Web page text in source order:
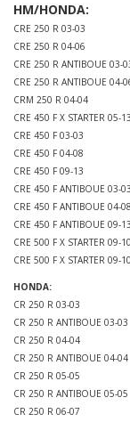
HM/HONDA:
CRE 250 R 03-03
CRE 250 R 04-06
CRE 250 R ANTIBOUE 03-
CRE 250 R ANTIBOUE 04-
CRM 250 R 04-04
CRE 450 F X STARTER 05-13
CRE 450 F 03-03
CRE 450 F 04-08
CRE 450 F 09-13
CRE 450 F ANTIBOUE 03-03
CRE 450 F ANTIBOUE 04-08
CRE 450 F ANTIBOUE 09-13
CRE 500 F X STARTER 09-10
CRE 500 F X STARTER 09-10
HONDA:
CR 250 R 03-03
CR 250 R ANTIBOUE 03-03
CR 250 R 04-04
CR 250 R ANTIBOUE 04-04
CR 250 R 05-05
CR 250 R ANTIBOUE 05-05
CR 250 R 06-07